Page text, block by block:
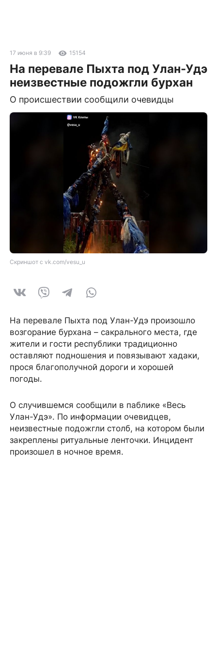
17 июня в 9:39 15154
На перевале Пыхта под Улан-Удэ
неизвестные подожгли бурхан
О происшествии сообщили очевидцы
Скриншот с vk.com/vesu_u
На перевале Пыхта под Улан-Удэ произошло
возгорание бурхана – сакрального места, где
жители и гости республики традиционно
оставляют подношения и повязывают хадаки,
прося благополучной дороги и хорошей
погоды.
О случившемся сообщили в паблике «Весь
Улан-Удэ». По информации очевидцев,
неизвестные подожгли столб, на котором были
закреплены ритуальные ленточки. Инцидент
произошел в ночное время.